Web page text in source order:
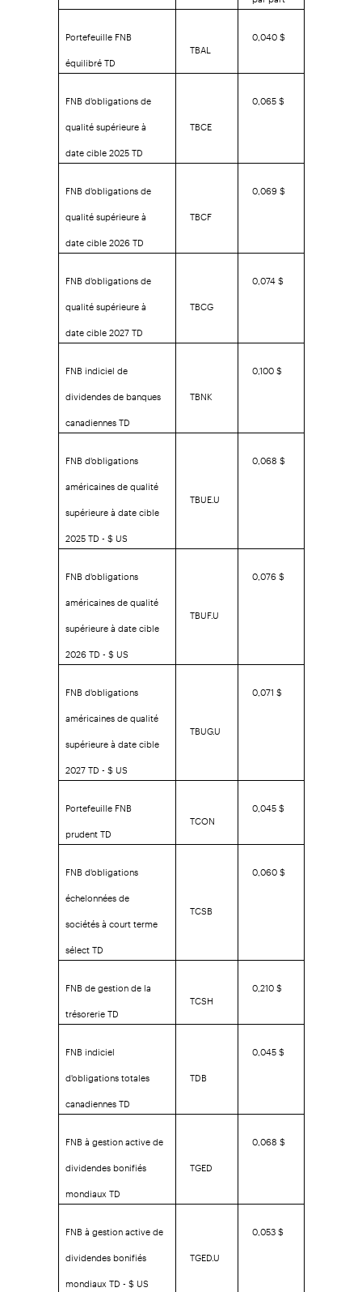
Portefeuille FNB
équilibré TD
TBAL
0,040 $
FNB d'obligations de
qualité supérieure à
date cible 2025 TD
TBCE
0,065 $
FNB d'obligations de
qualité supérieure à
date cible 2026 TD
TBCF
0,069 $
FNB d'obligations de
qualité supérieure à
date cible 2027 TD
TBCG
0,074 $
FNB indiciel de
dividendes de banques
canadiennes TD
TBNK
0,100 $
FNB d'obligations
américaines de qualité
supérieure à date cible
2025 TD - $ US
TBUE.U
0,068 $
FNB d'obligations
américaines de qualité
supérieure à date cible
2026 TD - $ US
TBUF.U
0,076 $
FNB d'obligations
américaines de qualité
supérieure à date cible
2027 TD - $ US
TBUG.U
0,071 $
Portefeuille FNB
prudent TD
TCON
0,045 $
FNB d'obligations
échelonnées de
sociétés à court terme
sélect TD
TCSB
0,060 $
FNB de gestion de la
trésorerie TD
TCSH
0,210 $
FNB indiciel
d'obligations totales
canadiennes TD
TDB
0,045 $
FNB à gestion active de
dividendes bonifiés
mondiaux TD
TGED
0,068 $
FNB à gestion active de
dividendes bonifiés
mondiaux TD - $ US
TGED.U
0,053 $